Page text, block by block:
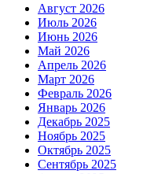
Август 2026
Июль 2026
Июнь 2026
Май 2026
Апрель 2026
Март 2026
Февраль 2026
Январь 2026
Декабрь 2025
Ноябрь 2025
Октябрь 2025
Сентябрь 2025